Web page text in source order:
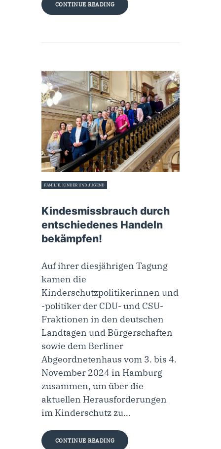
CONTINUE READING
FAMILIE, KINDER UND JUGEND
Kindesmissbrauch durch
entschiedenes Handeln
bekämpfen!
Auf ihrer diesjährigen Tagung
kamen die
Kinderschutzpolitikerinnen und
-politiker der CDU- und CSU-
Fraktionen in den deutschen
Landtagen und Bürgerschaften
sowie dem Berliner
Abgeordnetenhaus vom 3. bis 4.
November 2024 in Hamburg
zusammen, um über die
aktuellen Herausforderungen
im Kinderschutz zu…
CONTINUE READING